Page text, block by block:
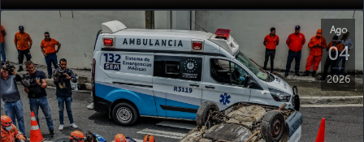
Ago
04
2026